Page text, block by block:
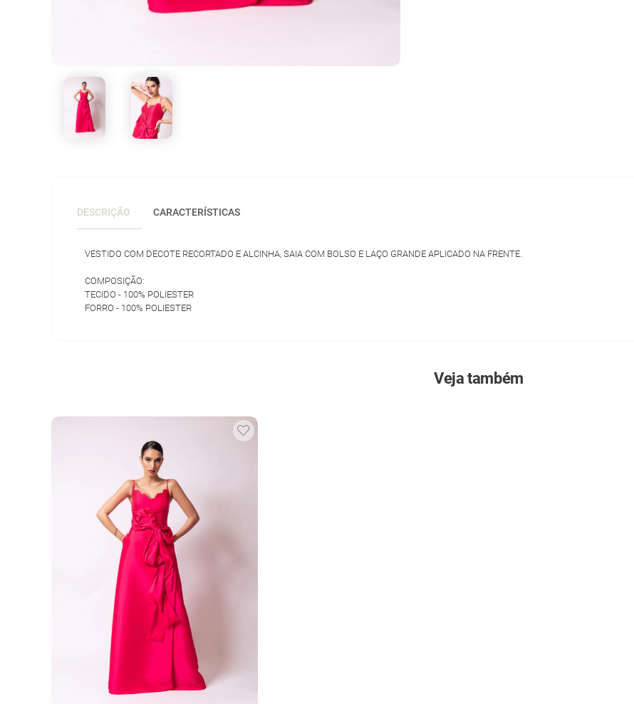
DESCRIÇÃO CARACTERÍSTICAS
VESTIDO COM DECOTE RECORTADO E ALCINHA, SAIA COM BOLSO E LAÇO GRANDE APLICADO NA FRENTE.
COMPOSIÇÃO:
TECIDO - 100% POLIESTER
FORRO - 100% POLIESTER
Veja também